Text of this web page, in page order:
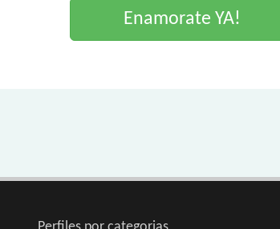
Enamorate YA!